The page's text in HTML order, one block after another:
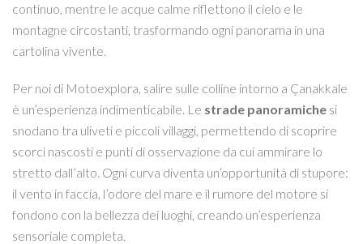
continuo, mentre le acque calme riflettono il cielo e le
montagne circostanti, trasformando ogni panorama in una
cartolina vivente.
Per noi di Motoexplora, salire sulle colline intorno a Çanakkale
è un’esperienza indimenticabile. Le strade panoramiche si
snodano tra uliveti e piccoli villaggi, permettendo di scoprire
scorci nascosti e punti di osservazione da cui ammirare lo
stretto dall’alto. Ogni curva diventa un’opportunità di stupore:
il vento in faccia, l’odore del mare e il rumore del motore si
fondono con la bellezza dei luoghi, creando un’esperienza
sensoriale completa.